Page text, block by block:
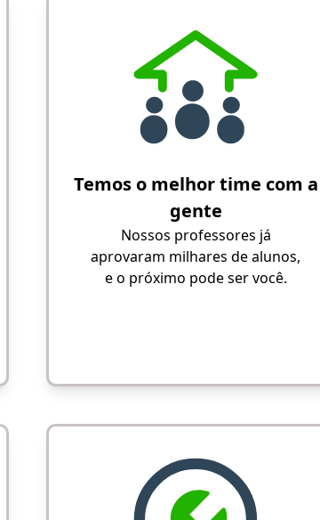
Temos o melhor time com a
gente
Nossos professores já
aprovaram milhares de alunos,
e o próximo pode ser você.